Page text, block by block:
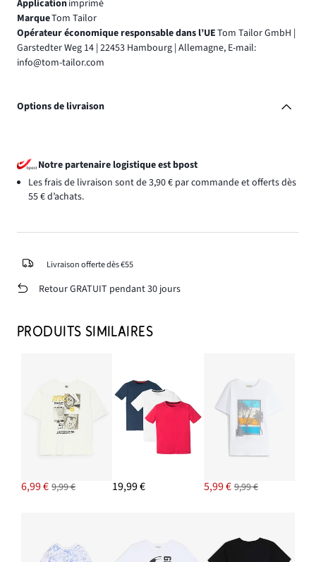
Applicationimprimé
MarqueTom Tailor
Opérateur économique responsable dans l’UETom Tailor GmbH |
Garstedter Weg 14 | 22453 Hambourg | Allemagne, E-mail:
info@tom-tailor.com
Options de livraison
Notre partenaire logistique est bpost
Les frais de livraison sont de 3,90 € par commande et offerts dès
55 € d’achats.
Livraison offerte dès €55
Retour GRATUIT pendant 30 jours
PRODUITS SIMILAIRES
6,99 € 9,99 € 19,99 € 5,99 € 9,99 €